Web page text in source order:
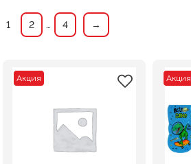
1 2 … 4 →
Акция Акция